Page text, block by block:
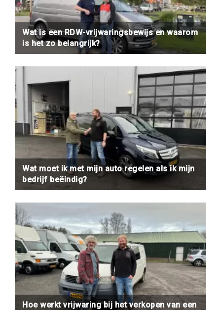
Wat is een RDW-vrijwaringsbewijs en waarom
is het zo belangrijk?
Wat moet ik met mijn auto regelen als ik mijn
bedrijf beëindig?
Hoe werkt vrijwaring bij het verkopen van een